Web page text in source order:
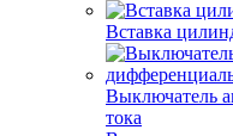
Вставка
Выключатель
тока